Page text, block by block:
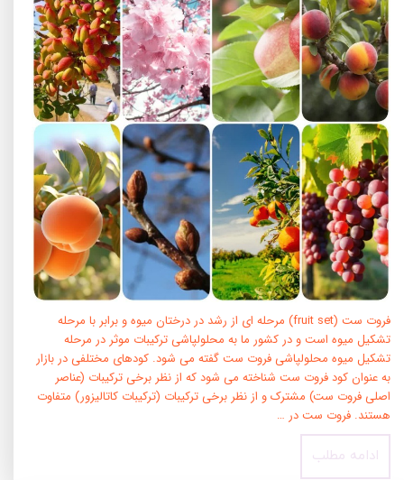
فروت ست (fruit set) مرحله ای از رشد در درختان میوه و برابر با مرحله
تشکیل میوه است و در کشور ما به محلولپاشی ترکیبات موثر در مرحله
تشکیل میوه محلولپاشی فروت ست گفته می شود. کودهای مختلفی در بازار
به عنوان کود فروت ست شناخته می شود که از نظر برخی ترکیبات (عناصر
اصلی فروت ست) مشترک و از نظر برخی ترکیبات (ترکیبات کاتالیزور) متفاوت
هستند. فروت ست در …
ادامه مطلب